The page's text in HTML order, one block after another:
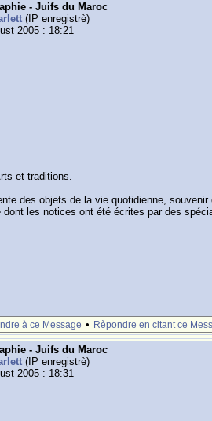
- Juifs du Maroc
(IP enregistrè)
2005 : 18:21
et traditions.
des objets de la vie quotidienne,
dont les notices ont été écrites par des
à ce Message • Rèpondre en citant ce
- Juifs du Maroc
(IP enregistrè)
2005 : 18:31